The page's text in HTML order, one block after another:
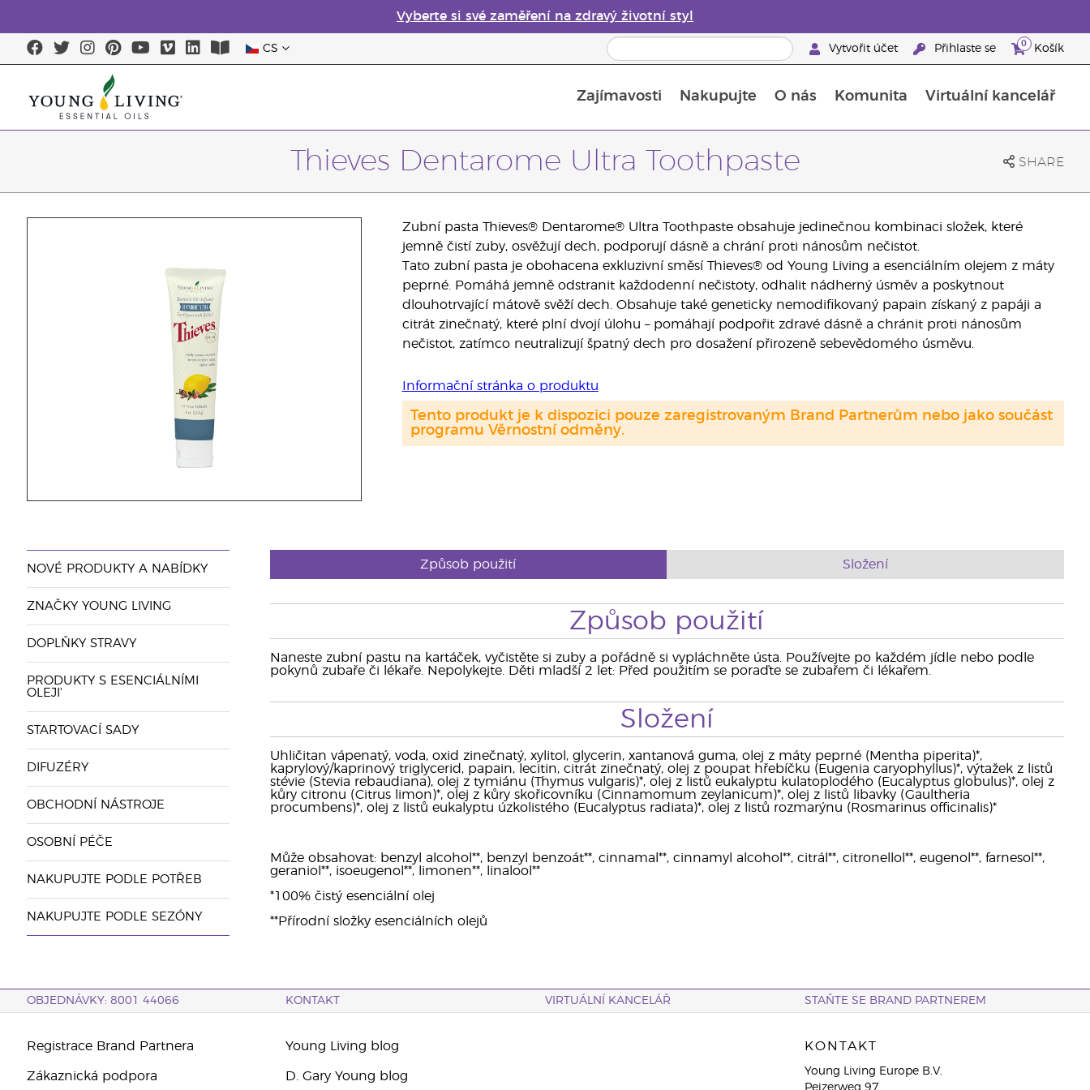
Vyberte si své zaměření na zdravý životní styl
CS Vytvořit účet Přihlaste se 0 Košík
Zajímavosti Nakupujte O nás Komunita Virtuální kancelář
Thieves Dentarome Ultra Toothpaste SHARE
Zubní pasta Thieves® Dentarome® Ultra Toothpaste obsahuje jedinečnou kombinaci složek, které
jemně čistí zuby, osvěžují dech, podporují dásně a chrání proti nánosům nečistot.
Tato zubní pasta je obohacena exkluzivní směsí Thieves® od Young Living a esenciálním olejem z máty
peprné. Pomáhá jemně odstranit každodenní nečistoty, odhalit nádherný úsměv a poskytnout
dlouhotrvající mátově svěží dech. Obsahuje také geneticky nemodifikovaný papain získaný z papáji a
citrát zinečnatý, které plní dvojí úlohu – pomáhají podpořit zdravé dásně a chránit proti nánosům
nečistot, zatímco neutralizují špatný dech pro dosažení přirozeně sebevědomého úsměvu.
Informační stránka o produktu
Tento produkt je k dispozici pouze zaregistrovaným Brand Partnerům nebo jako součást
programu Věrnostní odměny.
NOVÉ PRODUKTY A NABÍDKY
ZNAČKY YOUNG LIVING
DOPLŇKY STRAVY
PRODUKTY S ESENCIÁLNÍMI
OLEJI'
STARTOVACÍ SADY
DIFUZÉRY
OBCHODNÍ NÁSTROJE
OSOBNÍ PÉČE
NAKUPUJTE PODLE POTŘEB
NAKUPUJTE PODLE SEZÓNY
Způsob použití Složení
Způsob použití
Naneste zubní pastu na kartáček, vyčistěte si zuby a pořádně si vypláchněte ústa. Používejte po každém jídle nebo podle
pokynů zubaře či lékaře. Nepolykejte. Děti mladší 2 let: Před použitím se poraďte se zubařem či lékařem.
Složení
Uhličitan vápenatý, voda, oxid zinečnatý, xylitol, glycerin, xantanová guma, olej z máty peprné (Mentha piperita)*,
kaprylový/kaprinový triglycerid, papain, lecitin, citrát zinečnatý, olej z poupat hřebíčku (Eugenia caryophyllus)*, výtažek z listů
stévie (Stevia rebaudiana), olej z tymiánu (Thymus vulgaris)*, olej z listů eukalyptu kulatoplodého (Eucalyptus globulus)*, olej z
kůry citronu (Citrus limon)*, olej z kůry skořicovníku (Cinnamomum zeylanicum)*, olej z listů libavky (Gaultheria
procumbens)*, olej z listů eukalyptu úzkolistého (Eucalyptus radiata)*, olej z listů rozmarýnu (Rosmarinus officinalis)*
Může obsahovat: benzyl alcohol**, benzyl benzoát**, cinnamal**, cinnamyl alcohol**, citrál**, citronellol**, eugenol**, farnesol**,
geraniol**, isoeugenol**, limonen**, linalool**
*100% čistý esenciální olej
**Přírodní složky esenciálních olejů
OBJEDNÁVKY: 8001 44066 KONTAKT VIRTUÁLNÍ KANCELÁŘ STAŇTE SE BRAND PARTNEREM
Registrace Brand Partnera
Zákaznická podpora
Young Living blog
D. Gary Young blog
KONTAKT
Young Living Europe B.V.
Peizerweg 97